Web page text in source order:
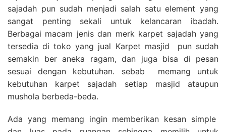
sajadah pun sudah menjadi salah satu element yang
sangat penting sekali untuk kelancaran ibadah.
Berbagai macam jenis dan merk karpet sajadah yang
tersedia di toko yang jual Karpet masjid pun sudah
semakin ber aneka ragam, dan juga bisa di pesan
sesuai dengan kebutuhan. sebab memang untuk
kebutuhan karpet sajadah setiap masjid ataupun
mushola berbeda-beda.
Ada yang memang ingin memberikan kesan simple